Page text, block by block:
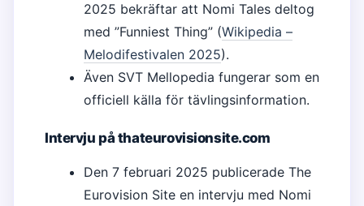
2025 bekräftar att Nomi Tales deltog
med ”Funniest Thing” (Wikipedia –
Melodifestivalen 2025).
Även SVT Mellopedia fungerar som en
officiell källa för tävlingsinformation.
Intervju på thateurovisionsite.com
Den 7 februari 2025 publicerade The
Eurovision Site en intervju med Nomi